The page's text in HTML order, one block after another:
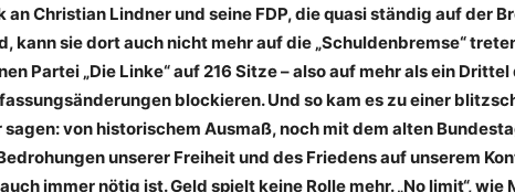
Christian Lindner und seine FDP, die quasi ständig auf der
kann sie dort auch nicht mehr auf die „Schuldenbremse“
Partei „Die Linke“ auf 216 Sitze – also auf mehr als ein
blockieren. Und so kam es zu einer
von historischem Ausmaß, noch mit dem alten
unserer Freiheit und des Friedens auf unserem
immer nötig ist. Geld spielt keine Rolle mehr. „No limit“,